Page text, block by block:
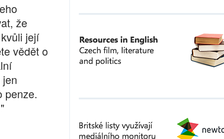
že
její
vědět o
penze.